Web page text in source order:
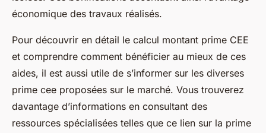
économique des travaux réalisés.
Pour découvrir en détail le calcul montant prime CEE
et comprendre comment bénéficier au mieux de ces
aides, il est aussi utile de s’informer sur les diverses
prime cee proposées sur le marché. Vous trouverez
davantage d’informations en consultant des
ressources spécialisées telles que ce lien sur la prime